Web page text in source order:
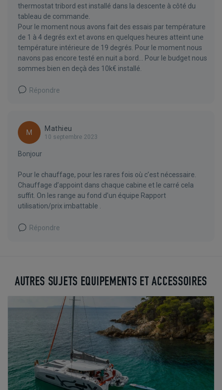
thermostat tribord est installé dans la descente à côté du
tableau de commande.
Pour le moment nous avons fait des essais par température
de 1 à 4 degrés ext et avons en quelques heures atteint une
température intérieure de 19 degrés. Pour le moment nous
navons pas encore testé en nuit a bord... Pour le budget nous
sommes bien en deçà des 10k€ installé.
Répondre
M
Mathieu
10 septembre 2023
Bonjour
Pour le chauffage, pour les rares fois où c’est nécessaire.
Chauffage d’appoint dans chaque cabine et le carré cela
suffit. On les range au fond d’un équipe Rapport
utilisation/prix imbattable .
Répondre
AUTRES SUJETS EQUIPEMENTS ET ACCESSOIRES